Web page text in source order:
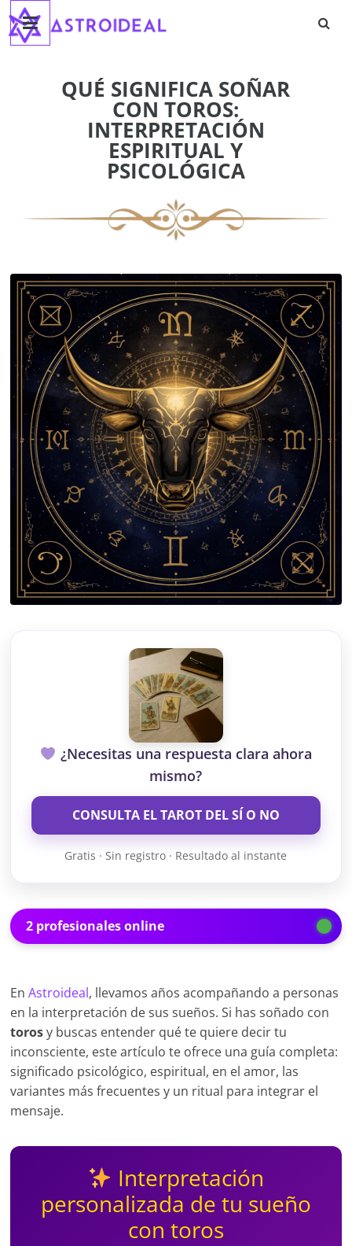
Saltar
contenido
Astroideal
QUÉ SIGNIFICA SOÑAR
CON TOROS:
INTERPRETACIÓN
ESPIRITUAL Y
PSICOLÓGICA
¿Necesitas una respuesta clara ahora
mismo?
CONSULTA EL TAROT DEL SÍ O NO
Gratis · Sin registro · Resultado al instante
2 profesionales online
EnAstroideal, llevamos años acompañando a personas
en la interpretación de sus sueños. Si has soñado con
torosy buscas entender qué te quiere decir tu
inconsciente, este artículo te ofrece una guía completa:
significado psicológico, espiritual, en el amor, las
variantes más frecuentes y un ritual para integrar el
mensaje.
Interpretación
personalizada de tu sueño
con toros